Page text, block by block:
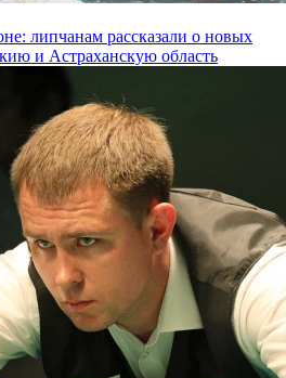
липчанам рассказали о новых
и Астраханскую область